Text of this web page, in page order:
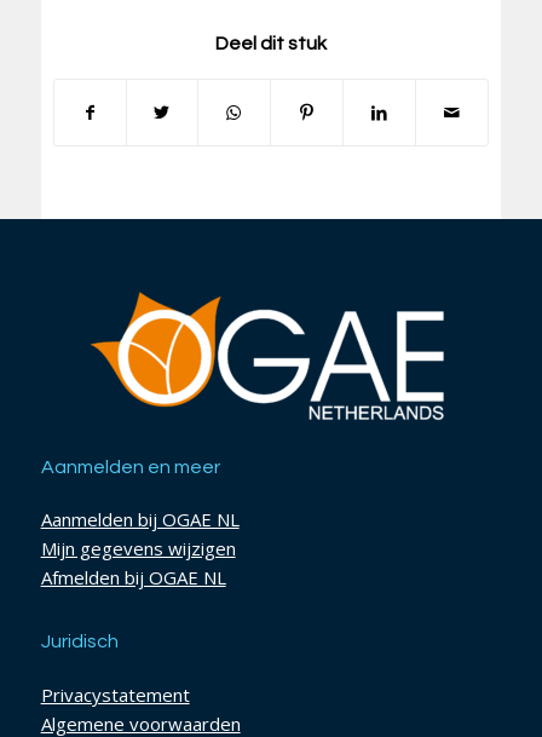
Deel dit stuk
Aanmelden en meer
Aanmelden bij OGAE NL
Mijn gegevens wijzigen
Afmelden bij OGAE NL
Juridisch
Privacystatement
Algemene voorwaarden